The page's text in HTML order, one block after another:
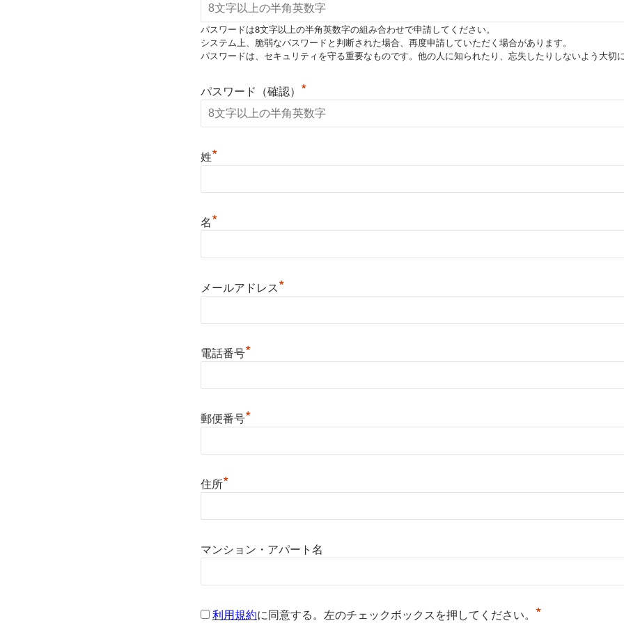
パスワードは8文字以上の半角英数字の組み合わせで申請してください。
システム上、脆弱なパスワードと判断された場合、再度申請していただく場合があります。
パスワードは、セキュリティを守る重要なものです。他の人に知られたり、忘失したりしないよう大切
パスワード（確認） *
姓*
名*
メールアドレス*
電話番号*
郵便番号*
住所*
マンション・アパート名
利用規約に同意する。左のチェックボックスを押してください。 *